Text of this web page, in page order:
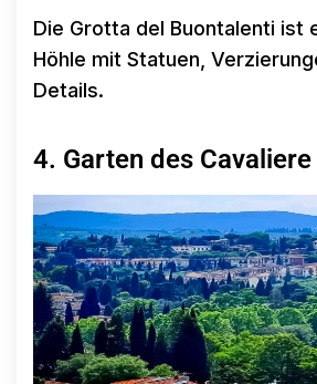
Die Grotta del Buontalenti ist
Höhle mit Statuen,
Details.
4. Garten des Cavaliere